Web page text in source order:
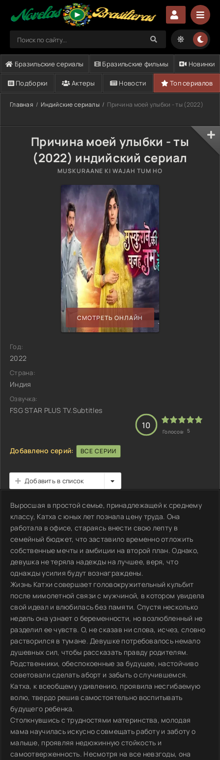
Бразильские сериалы Бразильские фильмы Новинки
Подборки Актеры Новости Топ сериалов
Главная Индийские сериалы Причина моей улыбки - ты (2022)
Причина моей улыбки - ты
(2022) индийский сериал
MUSKURAANE KI WAJAH TUM HO
СМОТРЕТЬ ОНЛАЙН
Год:
2022
Страна:
Индия
Озвучка:
FSG STAR PLUS TV.Subtitles
10
Голосов: 5
Добавлено серий: ВСЕ СЕРИИ
Добавить в список
Выросшая в простой семье, принадлежащей к среднему
классу, Катха с юных лет познала цену труда. Она
работала в офисе, стараясь внести свою лепту в
семейный бюджет, что заставило временно отложить
собственные мечты и амбиции на второй план. Однако,
девушка не теряла надежды на лучшее, веря, что
однажды усилия будут вознаграждены.
Жизнь Катхи совершает головокружительный кульбит
после мимолетной связи с мужчиной, в котором увидела
свой идеал и влюбилась без памяти. Спустя несколько
недель она узнает о беременности, но возлюбленный не
разделил ее чувств. О, не сказав ни слова, исчез, словно
растворился в тумане. Девушке потребовалось немало
душевных сил, чтобы рассказать правду родителям.
Родственники, обеспокоенные за будущее, настойчиво
советовали сделать аборт и забыть о случившемся.
Катха, к всеобщему удивлению, проявила несгибаемую
волю, твердо решив самостоятельно воспитывать
будущего ребенка.
Столкнувшись с трудностями материнства, молодая
мама научилась искусно совмещать работу и заботу о
малыше, проявляя недюжинную стойкость и
самоотверженность. Несмотря на все невзгоды, она